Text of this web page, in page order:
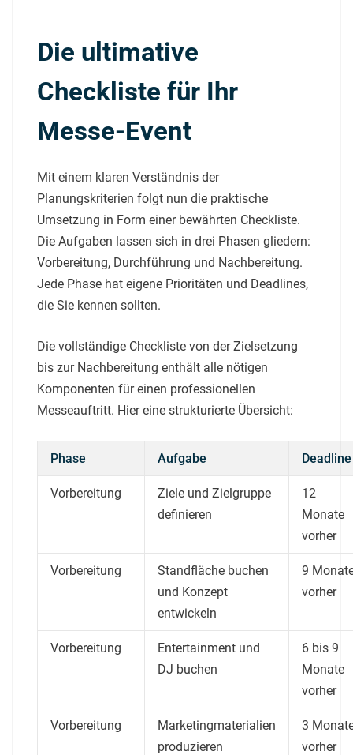
Die ultimative
Checkliste für Ihr
Messe-Event
Mit einem klaren Verständnis der
Planungskriterien folgt nun die praktische
Umsetzung in Form einer bewährten Checkliste.
Die Aufgaben lassen sich in drei Phasen gliedern:
Vorbereitung, Durchführung und Nachbereitung.
Jede Phase hat eigene Prioritäten und Deadlines,
die Sie kennen sollten.
Die vollständige Checkliste von der Zielsetzung
bis zur Nachbereitung enthält alle nötigen
Komponenten für einen professionellen
Messeauftritt. Hier eine strukturierte Übersicht:
Phase Aufgabe Deadline
Vorbereitung
Ziele und Zielgruppe
definieren
12
Monate
vorher
Vorbereitung
Standfläche buchen
und Konzept
entwickeln
9
vorher
Vorbereitung
Entertainment und
DJ buchen
6 bis 9
Monate
vorher
Vorbereitung
Marketingmaterialien
produzieren
3
vorher